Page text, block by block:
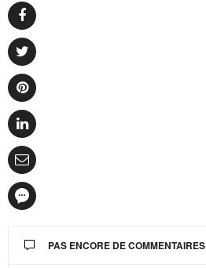
PAS ENCORE DE COMMENTAIRES